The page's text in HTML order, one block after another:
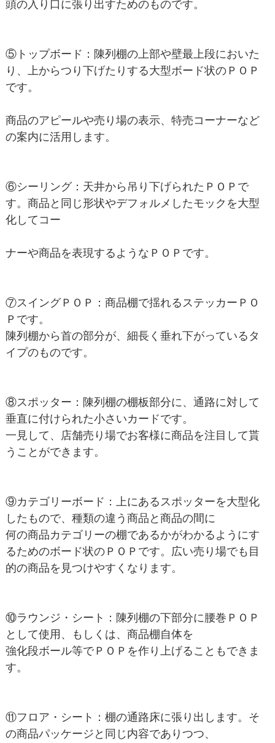
頭の入り口に張り出すためのものです。
⑤トップボード：陳列棚の上部や壁最上段においた
り、上からつり下げたりする大型ボード状のＰＯＰ
です。
商品のアピールや売り場の表示、特売コーナーなど
の案内に活用します。
⑥シーリング：天井から吊り下げられたＰＯＰで
す。商品と同じ形状やデフォルメしたモックを大型
化してコー
ナーや商品を表現するようなＰＯＰです。
⑦スイングＰＯＰ：商品棚で揺れるステッカーＰＯ
Ｐです。
陳列棚から首の部分が、細長く垂れ下がっているタ
イプのものです。
⑧スポッター：陳列棚の棚板部分に、通路に対して
垂直に付けられた小さいカードです。
一見して、店舗売り場でお客様に商品を注目して貰
うことができます。
⑨カテゴリーボード：上にあるスポッターを大型化
したもので、種類の違う商品と商品の間に
何の商品カテゴリーの棚であるかがわかるようにす
るためのボード状のＰＯＰです。広い売り場でも目
的の商品を見つけやすくなります。
⑩ラウンジ・シート：陳列棚の下部分に腰巻ＰＯＰ
として使用、もしくは、商品棚自体を
強化段ボール等でＰＯＰを作り上げることもできま
す。
⑪フロア・シート：棚の通路床に張り出します。そ
の商品パッケージと同じ内容でありつつ、